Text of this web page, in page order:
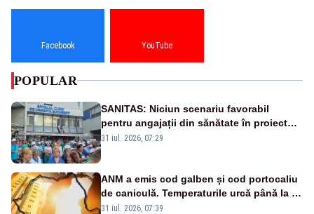
Facebook YouTube
POPULAR
SANITAS: Niciun scenariu favorabil
pentru angajații din sănătate în proiectul
Legii salarizării
31 iul. 2026, 07:29
ANM a emis cod galben și cod portocaliu
de caniculă. Temperaturile urcă până la 38
de grade, iar nopțile devin tropicale
31 iul. 2026, 07:39